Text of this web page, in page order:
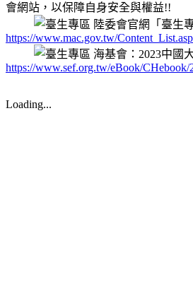
會網站，以保障自身安全與權益!!
陸委會官網「臺生專
https://www.mac.gov.tw/
海基會：2023中國
https://www.sef.org.tw/eBook/CHebook/
Loading...